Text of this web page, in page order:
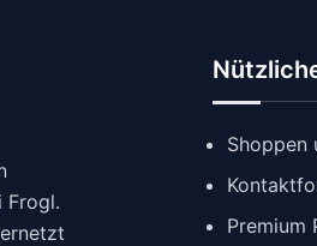
Frogl.
Shoppen
Premium